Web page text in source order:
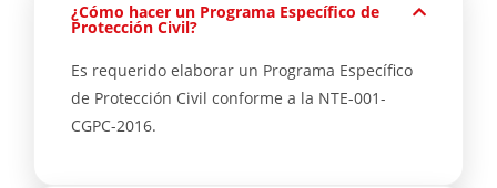
¿Cómo hacer un Programa Específico de
Protección Civil?
Es requerido elaborar un Programa Específico
de Protección Civil conforme a la NTE-001-
CGPC-2016.